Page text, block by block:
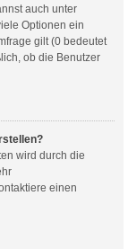
auch unter
Optionen ein
gilt (0 bedeutet
ob die Benutzer
wird durch die
einen